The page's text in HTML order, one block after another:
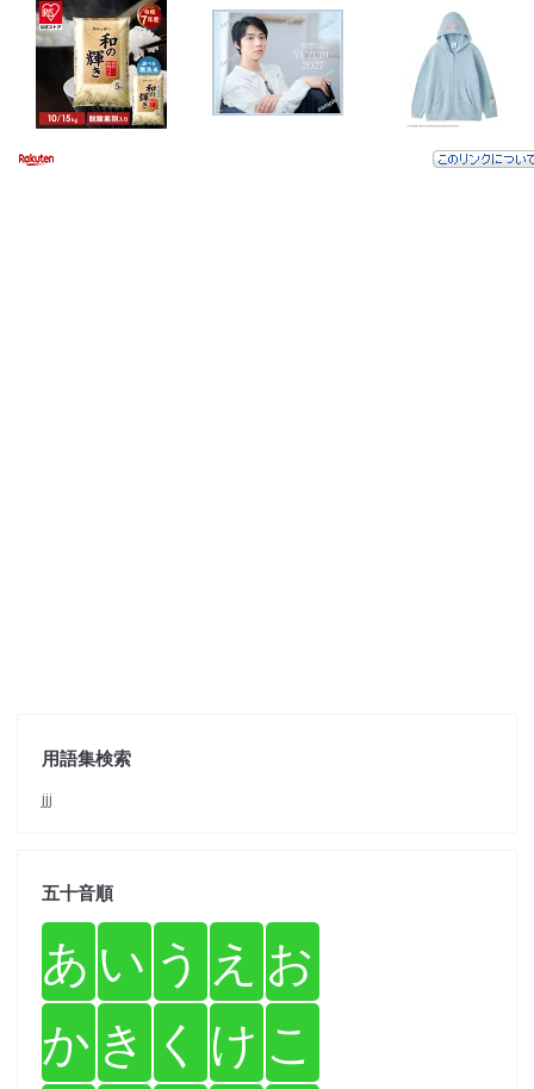
用語集検索
jjj
五十音順
あ い う え お
か き く け こ